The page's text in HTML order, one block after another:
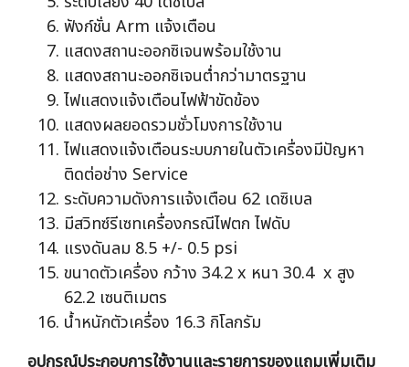
ฟังก์ชั่น Arm แจ้งเตือน
แสดงสถานะออกซิเจนพร้อมใช้งาน
แสดงสถานะออกซิเจนต่ำกว่ามาตรฐาน
ไฟแสดงแจ้งเตือนไฟฟ้าขัดข้อง
แสดงผลยอดรวมชั่วโมงการใช้งาน
ไฟแสดงแจ้งเตือนระบบภายในตัวเครื่องมีปัญหา
ติดต่อช่าง Service
ระดับความดังการแจ้งเตือน 62 เดซิเบล
มีสวิทซ์รีเซทเครื่องกรณีไฟตก ไฟดับ
แรงดันลม 8.5 +/- 0.5 psi
ขนาดตัวเครื่อง กว้าง 34.2 x หนา 30.4 x สูง
62.2 เซนติเมตร
น้ำหนักตัวเครื่อง 16.3 กิโลกรัม
อุปกรณ์ประกอบการใช้งานและรายการของแถมเพิ่มเติม